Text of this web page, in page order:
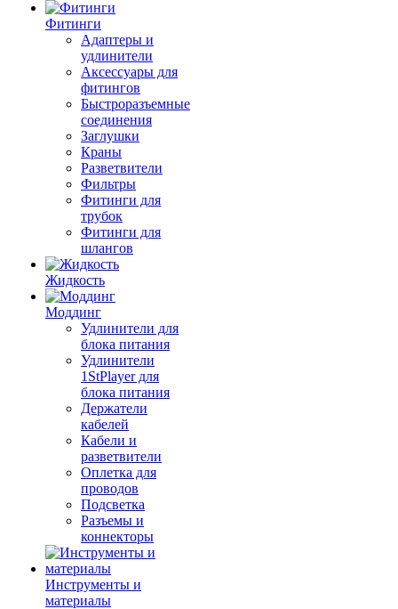
Фитинги
Адаптеры и
удлинители
Аксессуары для
фитингов
Быстроразъемные
соединения
Заглушки
Краны
Разветвители
Фильтры
Фитинги для
трубок
Фитинги для
шлангов
Жидкость
Моддинг
Удлинители для
блока питания
Удлинители
1StPlayer для
блока питания
Держатели
кабелей
Кабели и
разветвители
Оплетка для
проводов
Подсветка
Разъемы и
коннекторы
Инструменты и
материалы